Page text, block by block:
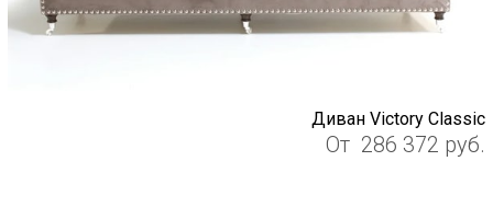
Диван Victory Classic
От 286 372 руб.